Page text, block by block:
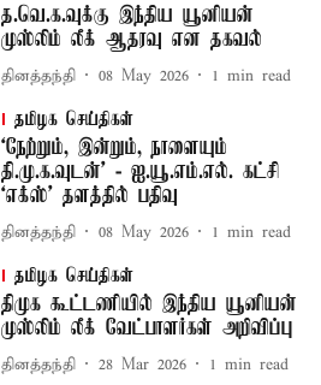
த.வெ.க.வுக்கு இந்திய யூனியன்
முஸ்லிம் லீக் ஆதரவு என தகவல்
தினத்தந்தி 08 May 2026 1 min read
தமிழக செய்திகள்
‘நேற்றும், இன்றும், நாளையும்
தி.மு.க.வுடன்’ - ஐ.யூ.எம்.எல். கட்சி
‘எக்ஸ்’ தளத்தில் பதிவு
தினத்தந்தி 08 May 2026 1 min read
தமிழக செய்திகள்
திமுக கூட்டணியில் இந்திய யூனியன்
முஸ்லிம் லீக் வேட்பாளர்கள் அறிவிப்பு
தினத்தந்தி 28 Mar 2026 1 min read